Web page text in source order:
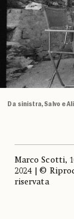
Da sinistra, Salvo e
Marco Scotti,
2024 | ©
riservata